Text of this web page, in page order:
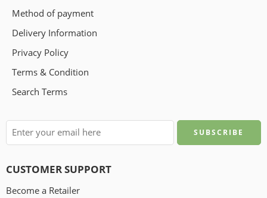
Method of payment
Delivery Information
Privacy Policy
Terms & Condition
Search Terms
CUSTOMER SUPPORT
Become a Retailer